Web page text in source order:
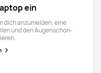
ein
dich anzumelden, eine
und den Augenschon-